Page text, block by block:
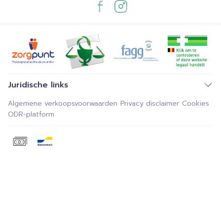
Juridische links
Algemene verkoopsvoorwaarden Privacy disclaimer Cookies
ODR-platform